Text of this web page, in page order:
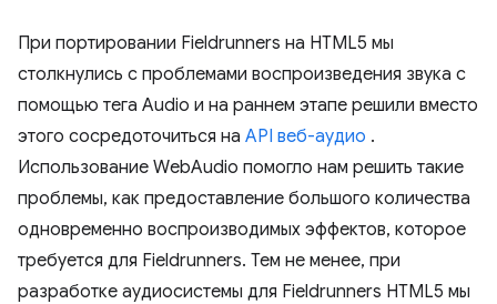
При портировании Fieldrunners на HTML5 мы
столкнулись с проблемами воспроизведения звука с
помощью тега Audio и на раннем этапе решили вместо
этого сосредоточиться на API веб-аудио .
Использование WebAudio помогло нам решить такие
проблемы, как предоставление большого количества
одновременно воспроизводимых эффектов, которое
требуется для Fieldrunners. Тем не менее, при
разработке аудиосистемы для Fieldrunners HTML5 мы